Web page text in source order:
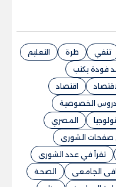
تنفي طرة
التعليم
فودة يكتب
اقتصاد
الخصوصية
المصري
صفحات الشورى
تقرأ في عدد الشورى
الجامعى
الصحة